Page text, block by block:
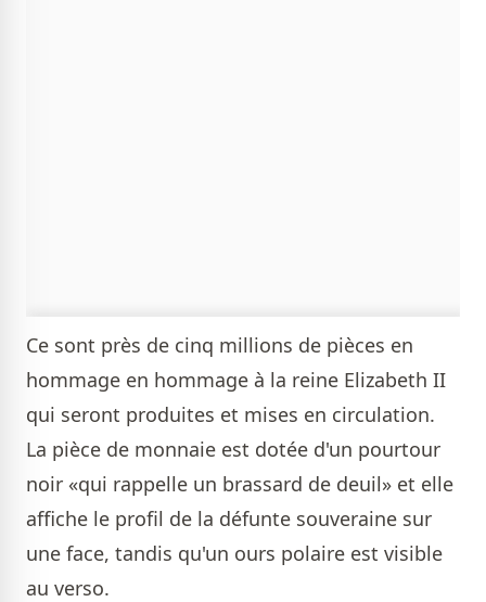
Ce sont près de cinq millions de pièces en
hommage en hommage à la reine Elizabeth II
qui seront produites et mises en circulation.
La pièce de monnaie est dotée d'un pourtour
noir «qui rappelle un brassard de deuil» et elle
affiche le profil de la défunte souveraine sur
une face, tandis qu'un ours polaire est visible
au verso.